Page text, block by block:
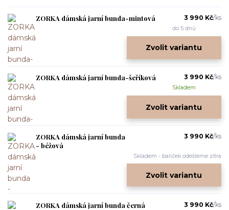
ZORKA dámská jarní bunda-mintová 3 990 Kč/ks
do 5 dnů
Zvolit variantu
ZORKA dámská jarní bunda-šeříková 3 990 Kč/ks
Skladem
Zvolit variantu
ZORKA dámská jarní bunda
- béžová
3 990 Kč/ks
Skladem - balíček odešleme zítra
Zvolit variantu
ZORKA dámská jarní bunda černá 3 990 Kč/ks